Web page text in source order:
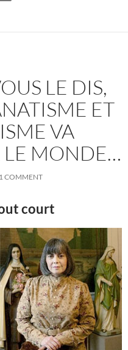
LE DIS,
ET
VA
LE MONDE…
1 COMMENT
court